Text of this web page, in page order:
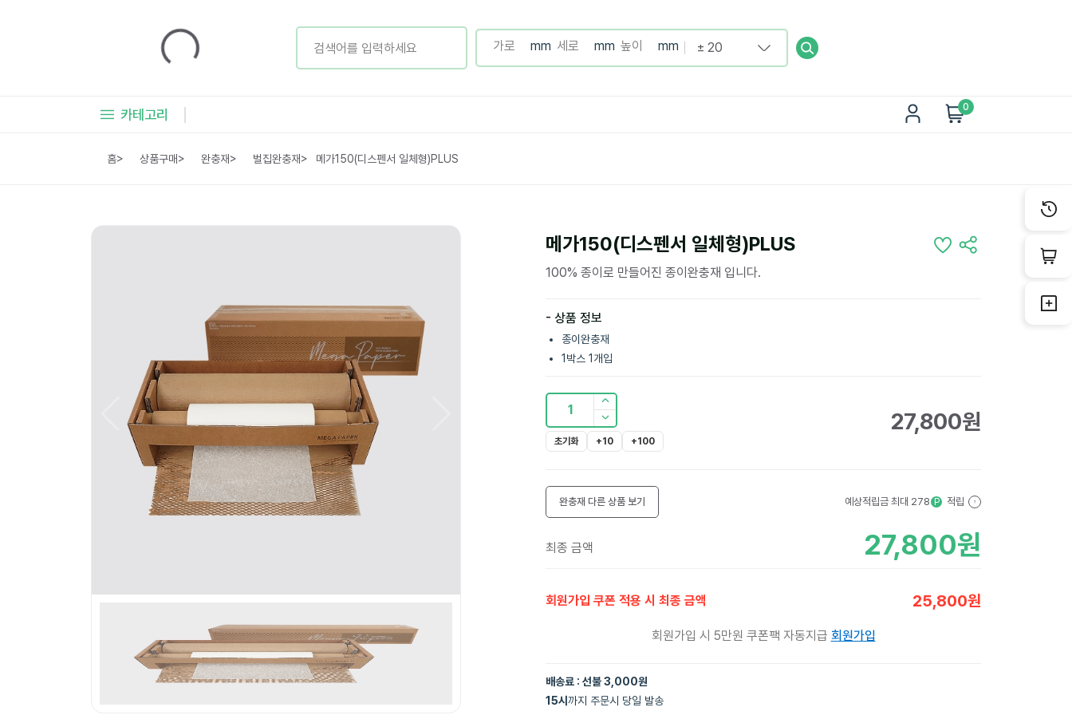
카테고리 0
홈> 상품구매> 완충재> 벌집완충재> 메가150(디스펜서 일체형)PLUS
메가150(디스펜서 일체형)PLUS
100% 종이로 만들어진 종이완충재 입니다.
- 상품 정보
종이완충재
1박스 1개입
1
초기화 +10 +100
27,800원
완충재 다른 상품 보기 예상적립금 최대 278 P 적립 ?
최종 금액 27,800원
회원가입 쿠폰 적용 시 최종 금액 25,800원
회원가입 시 5만원 쿠폰팩 자동지급 회원가입
배송료 : 선불 3,000원
15시 까지 주문시 당일 발송